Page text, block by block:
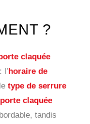
?
claquée
l’horaire de
type de serrure
porte claquée
tandis